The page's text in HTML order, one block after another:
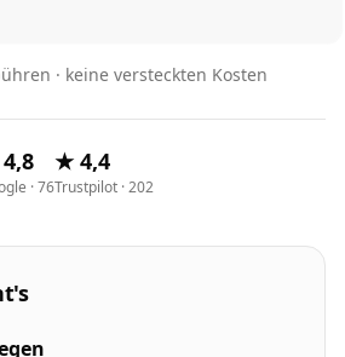
· keine versteckten Kosten
· 76
★ 4,4
Trustpilot · 202